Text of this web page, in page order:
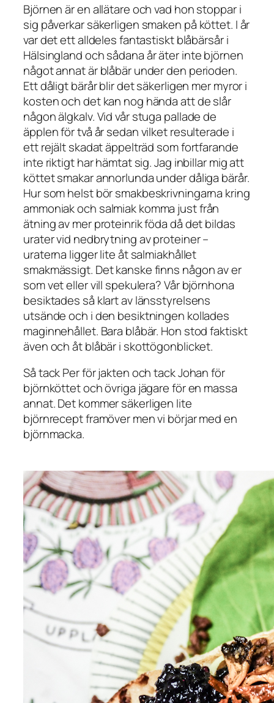
Björnen är en allätare och vad hon stoppar i
sig påverkar säkerligen smaken på köttet. I år
var det ett alldeles fantastiskt blåbärsår i
Hälsingland och sådana år äter inte björnen
något annat är blåbär under den perioden.
Ett dåligt bärår blir det säkerligen mer myror i
kosten och det kan nog hända att de slår
någon älgkalv. Vid vår stuga pallade de
äpplen för två år sedan vilket resulterade i
ett rejält skadat äppelträd som fortfarande
inte riktigt har hämtat sig. Jag inbillar mig att
köttet smakar annorlunda under dåliga bärår.
Hur som helst bör smakbeskrivningarna kring
ammoniak och salmiak komma just från
ätning av mer proteinrik föda då det bildas
urater vid nedbrytning av proteiner –
uraterna ligger lite åt salmiakhållet
smakmässigt. Det kanske finns någon av er
som vet eller vill spekulera? Vår björnhona
besiktades så klart av länsstyrelsens
utsände och i den besiktningen kollades
maginnehållet. Bara blåbär. Hon stod faktiskt
även och åt blåbär i skottögonblicket.
Så tack Per för jakten och tack Johan för
björnköttet och övriga jägare för en massa
annat. Det kommer säkerligen lite
björnrecept framöver men vi börjar med en
björnmacka.